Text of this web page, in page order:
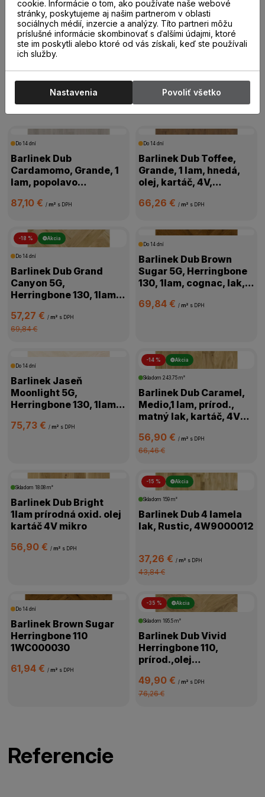
/m²s DPH /m² s DPH
Drevené parkety
Drevené parkety
Do 14 dní
Barlinek Dub
Cardamomo, Grande, 1
lam, popolavo
4V mikro, 1WG000665
87,10 €/ m² s DPH
Do 14 dní
Barlinek Dub Toffee,
Grande, 1 lam, hnedá,
olej, kartáč, 4V,
66,26 € / m² s DPH
-18 % Akcia
Do 14 dní
Barlinek Dub Grand
Canyon 5G,
Herringbone 130, 1lam,
kartáč,4V,1WC000011
57,27 €/ m² s DPH
69,84 €
Do 14 dní
Barlinek Dub Brown
Sugar 5G, Herringbone
130, 1lam, cognac, lak,
69,84 € / m² s DPH
Do 14 dní
Barlinek Jaseň
Moonlight 5G,
Herringbone 130, 1lam,
mikro, 1WC000018
75,73 €/ m² s DPH
-14 % Akcia
Skladom 243.75 m²
Barlinek Dub Caramel,
Medio,1 lam, prírod.,
matný lak, kartáč, 4V
56,90 € / m² s DPH
66,46 €
Skladom18.08 m²
Barlinek Dub Bright
1lam prírodná oxid. olej
kartáč 4V mikro
56,90 €/ m² s DPH
-15 % Akcia
Skladom 159 m²
Barlinek Dub 4 lamela
lak, Rustic, 4W9000012
37,26 € / m² s DPH
43,84 €
Do 14 dní
Barlinek Brown Sugar
Herringbone 110
1WC000030
61,94 €/ m² s DPH
-35 % Akcia
Skladom 195.5 m²
Barlinek Dub Vivid
Herringbone 110,
prírod.,olej
mikro,1WC000058
49,90 € / m² s DPH
76,26 €
Referencie
cookie. Informácie o tom, ako používate naše webové
stránky, poskytujeme aj našim partnerom v oblasti
sociálnych médií, inzercie a analýzy. Títo partneri môžu
príslušné informácie skombinovať s ďalšími údajmi, ktoré
ste im poskytli alebo ktoré od vás získali, keď ste používali
ich služby.
Nastavenia Povoliť všetko